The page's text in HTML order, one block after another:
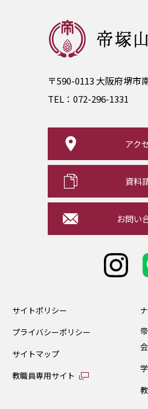
〒590-0113 大阪府堺市
TEL： 072-296-1331
アク
資料
お問い
サイトポリシー
プライバシーポリシー
サイトマップ
教職員専用サイト
会